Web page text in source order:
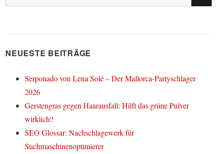
nach:
NEUESTE BEITRÄGE
Serponado von Lena Solé – Der Mallorca-Partyschlager
2026
Gerstengras gegen Haarausfall: Hilft das grüne Pulver
wirklich?
SEO Glossar: Nachschlagewerk für
Suchmaschinenoptimierer